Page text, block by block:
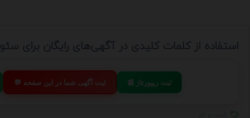
استفاده از کلمات کلیدی در آگهی‌های رایگان برای سئو
💬 ثبت آگهی شما در این صفحه 📰 ثبت ریپورتاژ